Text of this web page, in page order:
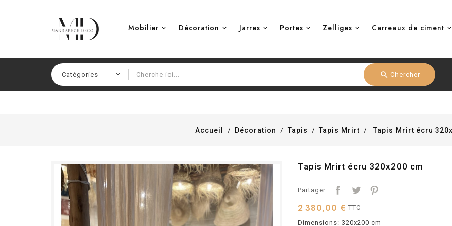
Mobilier Décoration Jarres Portes Zelliges Carreaux de ciment
search Chercher
Accueil Décoration Tapis Tapis Mrirt Tapis Mrirt écru
Tapis Mrirt écru 320x200 cm
Partager :
2 380,00 € TTC
Dimensions: 320x200 cm